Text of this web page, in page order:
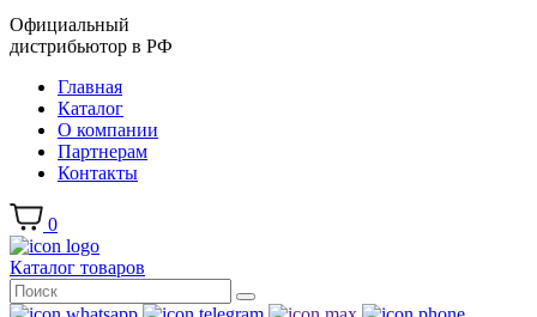
Официальный
дистрибьютор в РФ
Главная
Каталог
О компании
Партнерам
Контакты
0
Каталог товаров
Поиск
for: